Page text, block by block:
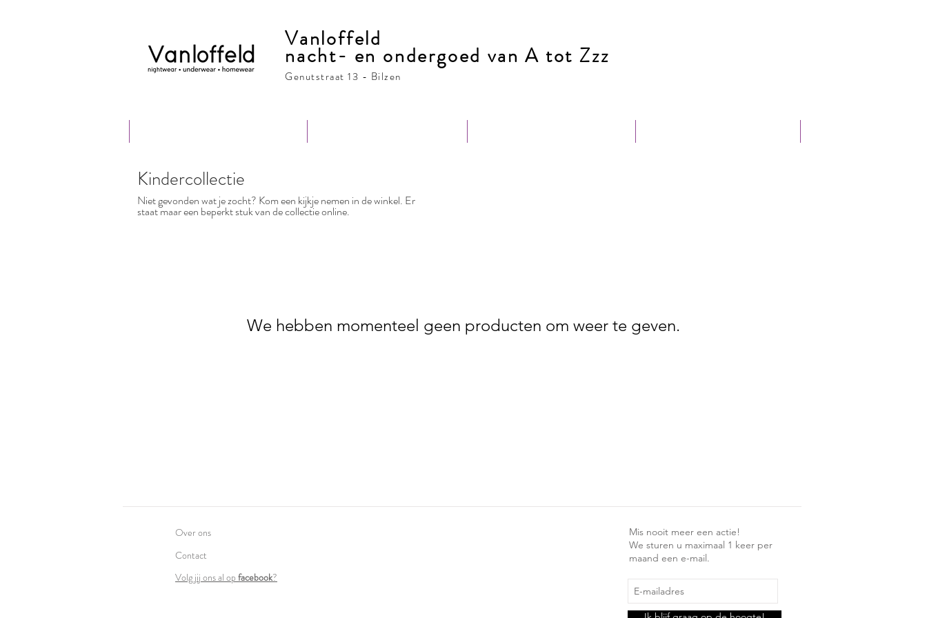
Vanloffeld
nacht- en ondergoed van A tot Zzz
Genutstraat 13 - Bilzen
Kindercollectie
Niet gevonden wat je zocht? Kom een kijkje nemen in de winkel. Er
staat maar een beperkt stuk van de collectie online.
We hebben momenteel geen producten om weer te geven.
Over ons
Contact
Volg jij ons al op facebook?
Mis nooit meer een actie!
We sturen u maximaal 1 keer per
maand een e-mail.